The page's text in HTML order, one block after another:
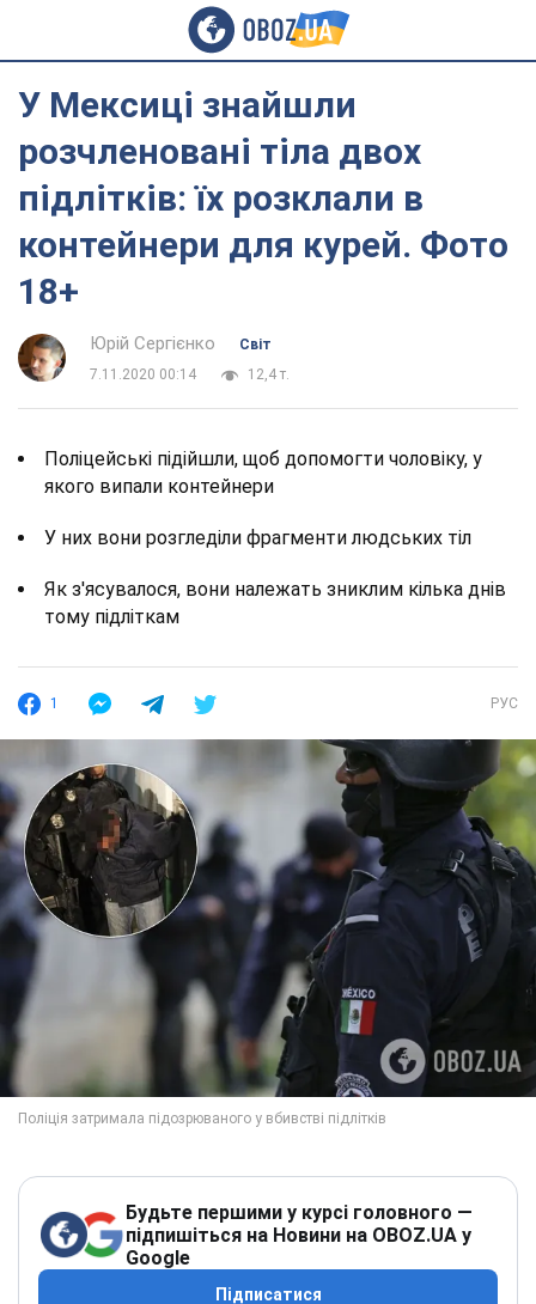
У Мексиці знайшли
розчленовані тіла двох
підлітків: їх розклали в
контейнери для курей. Фото
18+
Юрій Сергієнко
Світ
7.11.2020 00:14
12,4 т.
Поліцейські підійшли, щоб допомогти чоловіку, у
якого випали контейнери
У них вони розгледіли фрагменти людських тіл
Як з'ясувалося, вони належать зниклим кілька днів
тому підліткам
1 РУС
Будьте першими у курсі головного —
підпишіться на Новини на OBOZ.UA у
Google
Підписатися